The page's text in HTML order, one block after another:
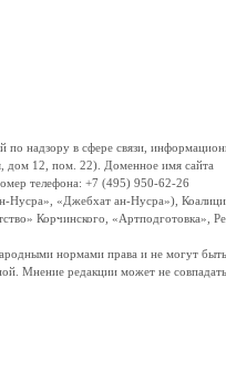
надзору в сфере связи,
дом 12, пом. 22). Доменное имя сайта
телефона: +7 (495) 950-62-26
Нусра», «Джебхат ан-Нусра»),
Корчинского, «Артподготовка»,
нормами права и не могут
Мнение редакции может не